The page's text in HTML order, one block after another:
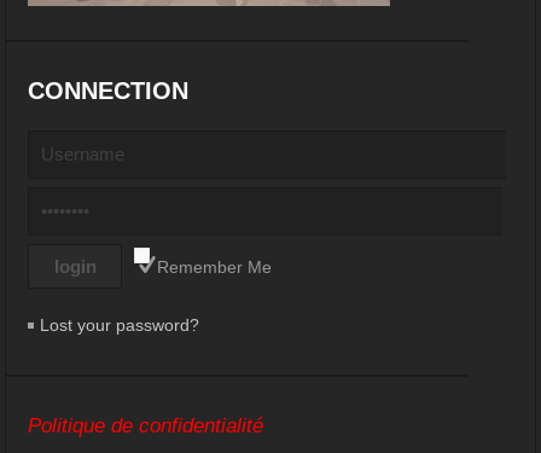
CONNECTION
Remember Me
Lost your password?
Politique de confidentialité